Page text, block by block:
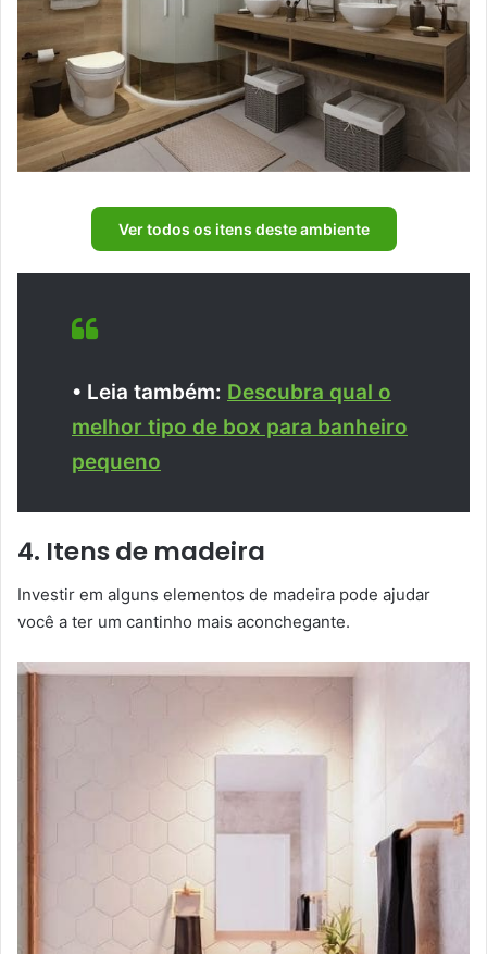
Ver todos os itens deste ambiente
• Leia também: Descubra qual o
melhor tipo de box para banheiro
pequeno
4. Itens de madeira
Investir em alguns elementos de madeira pode ajudar
você a ter um cantinho mais aconchegante.